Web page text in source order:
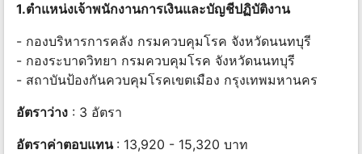
1.ตำแหน่งเจ้าพนักงานการเงินและบัญชีปฏิบัติงาน
- กองบริหารการคลัง กรมควบคุมโรค จังหวัดนนทบุรี
- กองระบาดวิทยา กรมควบคุมโรค จังหวัดนนทบุรี
- สถาบันป้องกันควบคุมโรคเขตเมือง กรุงเทพมหานคร
อัตราว่าง : 3 อัตรา
อัตราค่าตอบแทน : 13,920 - 15,320 บาท